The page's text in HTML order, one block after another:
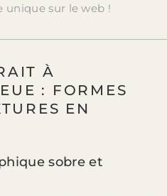
unique sur le web !
À
: FORMES
EN
sobre et